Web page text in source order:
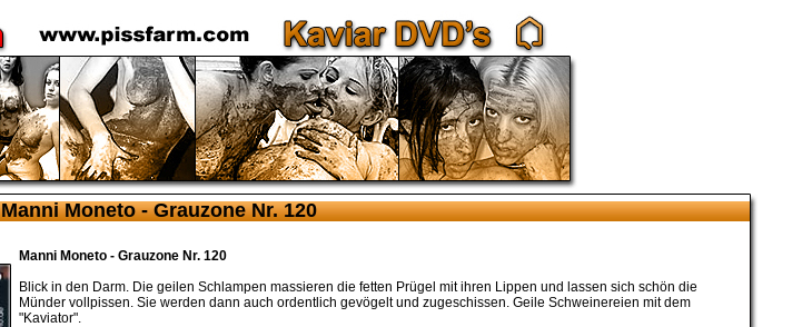
Manni Moneto - Grauzone Nr. 120
Manni Moneto - Grauzone Nr. 120
Blick in den Darm. Die geilen Schlampen massieren die fetten Prügel mit ihren Lippen und lassen sich schön die
Münder vollpissen. Sie werden dann auch ordentlich gevögelt und zugeschissen. Geile Schweinereien mit dem
"Kaviator".